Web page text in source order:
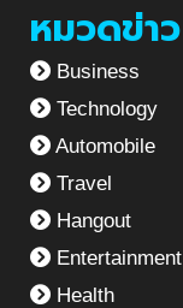
หมวดข่าว
Business
Technology
Automobile
Travel
Hangout
Entertainment
Health